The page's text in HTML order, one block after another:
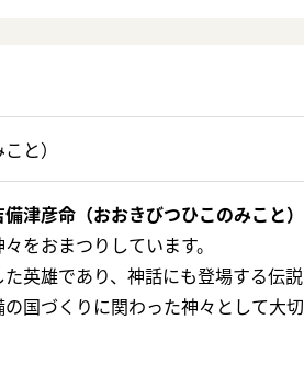
と）
備津彦命（おおきびつひこのみこと）
をおまつりしています。
英雄であり、神話にも登場する伝説
国づくりに関わった神々として大切